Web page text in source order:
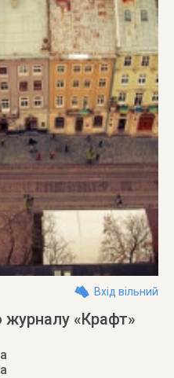
Вхід вільний
журналу «Крафт»